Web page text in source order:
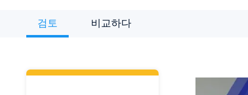
검토 비교하다